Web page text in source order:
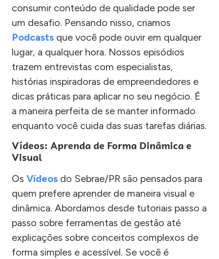
consumir conteúdo de qualidade pode ser
um desafio. Pensando nisso, criamos
Podcasts que você pode ouvir em qualquer
lugar, a qualquer hora. Nossos episódios
trazem entrevistas com especialistas,
histórias inspiradoras de empreendedores e
dicas práticas para aplicar no seu negócio. É
a maneira perfeita de se manter informado
enquanto você cuida das suas tarefas diárias.
Vídeos: Aprenda de Forma Dinâmica e
Visual
Os Vídeos do Sebrae/PR são pensados para
quem prefere aprender de maneira visual e
dinâmica. Abordamos desde tutoriais passo a
passo sobre ferramentas de gestão até
explicações sobre conceitos complexos de
forma simples e acessível. Se você é